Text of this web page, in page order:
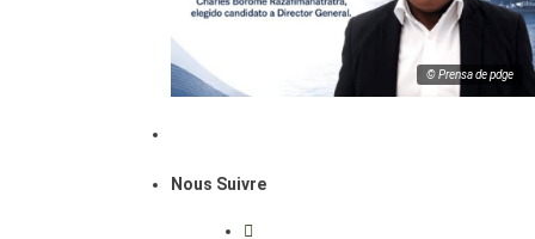
© Prensa de pdge
Nous Suivre